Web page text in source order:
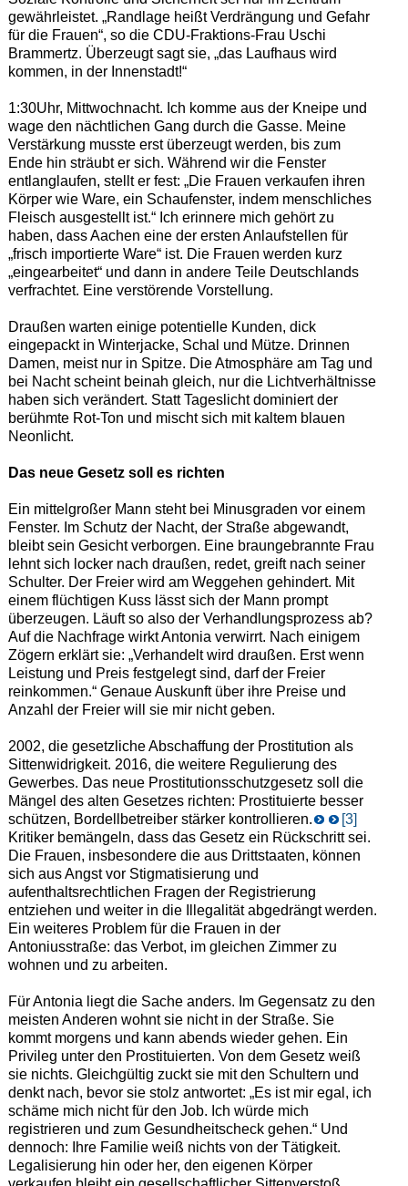
gewährleistet. „Randlage heißt Verdrängung und Gefahr
für die Frauen“, so die CDU-Fraktions-Frau Uschi
Brammertz. Überzeugt sagt sie, „das Laufhaus wird
kommen, in der Innenstadt!“
1:30Uhr, Mittwochnacht. Ich komme aus der Kneipe und
wage den nächtlichen Gang durch die Gasse. Meine
Verstärkung musste erst überzeugt werden, bis zum
Ende hin sträubt er sich. Während wir die Fenster
entlanglaufen, stellt er fest: „Die Frauen verkaufen ihren
Körper wie Ware, ein Schaufenster, indem menschliches
Fleisch ausgestellt ist.“ Ich erinnere mich gehört zu
haben, dass Aachen eine der ersten Anlaufstellen für
„frisch importierte Ware“ ist. Die Frauen werden kurz
„eingearbeitet“ und dann in andere Teile Deutschlands
verfrachtet. Eine verstörende Vorstellung.
Draußen warten einige potentielle Kunden, dick
eingepackt in Winterjacke, Schal und Mütze. Drinnen
Damen, meist nur in Spitze. Die Atmosphäre am Tag und
bei Nacht scheint beinah gleich, nur die Lichtverhältnisse
haben sich verändert. Statt Tageslicht dominiert der
berühmte Rot-Ton und mischt sich mit kaltem blauen
Neonlicht.
Das neue Gesetz soll es richten
Ein mittelgroßer Mann steht bei Minusgraden vor einem
Fenster. Im Schutz der Nacht, der Straße abgewandt,
bleibt sein Gesicht verborgen. Eine braungebrannte Frau
lehnt sich locker nach draußen, redet, greift nach seiner
Schulter. Der Freier wird am Weggehen gehindert. Mit
einem flüchtigen Kuss lässt sich der Mann prompt
überzeugen. Läuft so also der Verhandlungsprozess ab?
Auf die Nachfrage wirkt Antonia verwirrt. Nach einigem
Zögern erklärt sie: „Verhandelt wird draußen. Erst wenn
Leistung und Preis festgelegt sind, darf der Freier
reinkommen.“ Genaue Auskunft über ihre Preise und
Anzahl der Freier will sie mir nicht geben.
2002, die gesetzliche Abschaffung der Prostitution als
Sittenwidrigkeit. 2016, die weitere Regulierung des
Gewerbes. Das neue Prostitutionsschutzgesetz soll die
Mängel des alten Gesetzes richten: Prostituierte besser
schützen, Bordellbetreiber stärker kontrollieren.
[3]
Kritiker bemängeln, dass das Gesetz ein Rückschritt sei.
Die Frauen, insbesondere die aus Drittstaaten, können
sich aus Angst vor Stigmatisierung und
aufenthaltsrechtlichen Fragen der Registrierung
entziehen und weiter in die Illegalität abgedrängt werden.
Ein weiteres Problem für die Frauen in der
Antoniusstraße: das Verbot, im gleichen Zimmer zu
wohnen und zu arbeiten.
Für Antonia liegt die Sache anders. Im Gegensatz zu den
meisten Anderen wohnt sie nicht in der Straße. Sie
kommt morgens und kann abends wieder gehen. Ein
Privileg unter den Prostituierten. Von dem Gesetz weiß
sie nichts. Gleichgültig zuckt sie mit den Schultern und
denkt nach, bevor sie stolz antwortet: „Es ist mir egal, ich
schäme mich nicht für den Job. Ich würde mich
registrieren und zum Gesundheitscheck gehen.“ Und
dennoch: Ihre Familie weiß nichts von der Tätigkeit.
Legalisierung hin oder her, den eigenen Körper